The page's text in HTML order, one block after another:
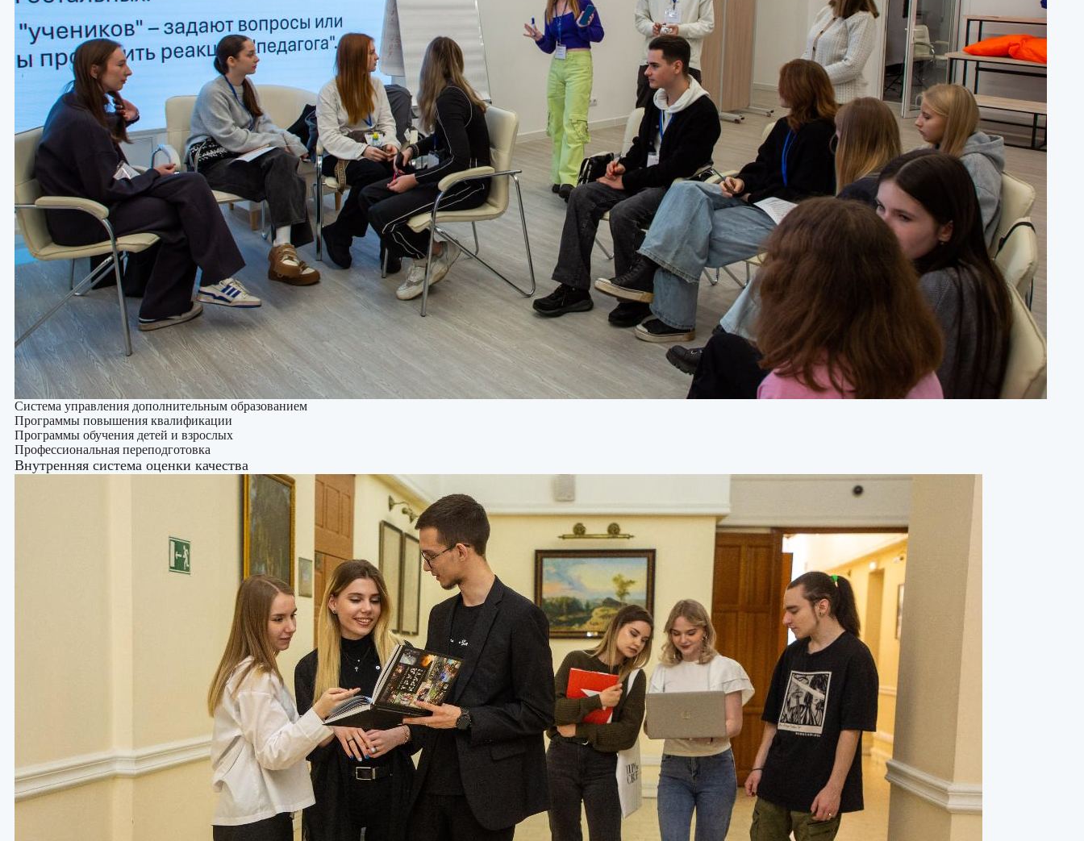
Система управления дополнительным образованием
Программы повышения квалификации
Программы обучения детей и взрослых
Профессиональная переподготовка
Внутренняя система оценки качества